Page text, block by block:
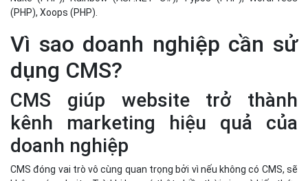
CMS đóng vai trò vô cùng quan trọng bởi vì nếu không có CMS, sẽ
để tìm hiểu việc coding một website.
Một website doanh nghiệp tốt thường phải đáp ứng được các
tiêu chí sau:
Hấp dẫn và chuyên nghiệp.
Cập nhật và mang tính cung cấp thông tin.
Tất nhiên, những đặc điểm này không phải là điều bắt buộc,
nhưng nó là những tiêu chuẩn cơ bản nhất nên tuân theo nếu bạn